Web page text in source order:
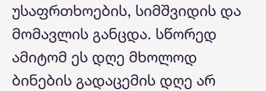
უსაფრთხოების, სიმშვიდის და
მომავლის განცდა. სწორედ
ამიტომ ეს დღე მხოლოდ
ბინების გადაცემის დღე არ